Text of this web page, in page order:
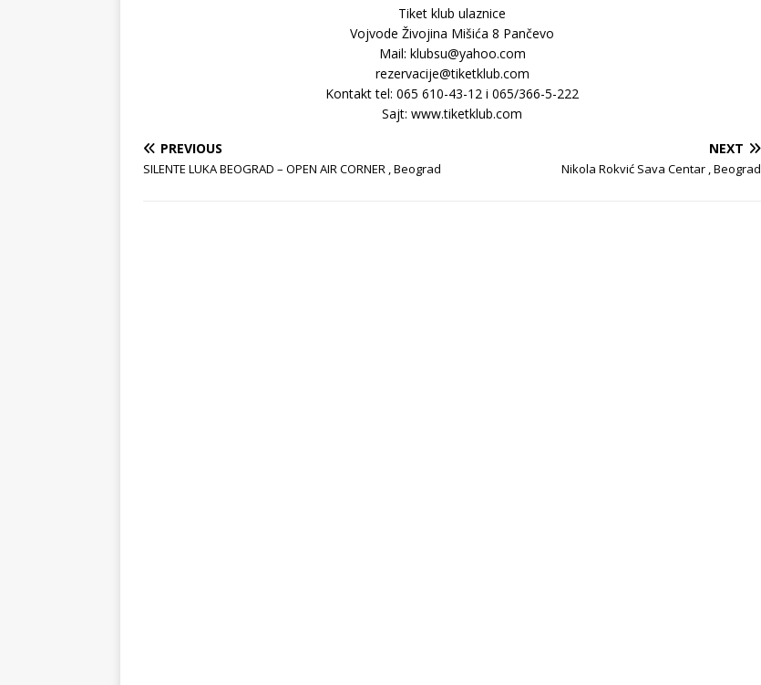
Tiket klub ulaznice
Vojvode Živojina Mišića 8 Pančevo
Mail: klubsu@yahoo.com
rezervacije@tiketklub.com
Kontakt tel: 065 610-43-12 i 065/366-5-222
Sajt: www.tiketklub.com
PREVIOUS
SILENTE LUKA BEOGRAD – OPEN AIR CORNER , Beograd
NEXT
Nikola Rokvić Sava Centar , Beograd